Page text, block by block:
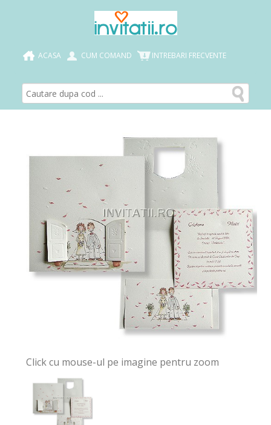
ACASA CUM COMAND INTREBARI FRECVENTE
Click cu mouse-ul pe imagine pentru zoom